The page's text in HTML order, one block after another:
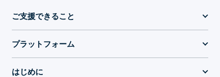
ご支援できること
プラットフォーム
はじめに